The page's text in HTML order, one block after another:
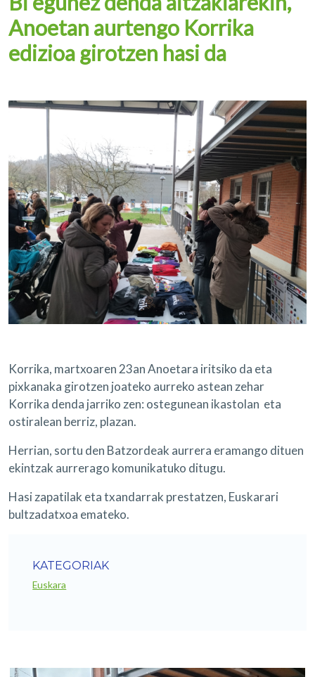
Anoetan aurtengo Korrika
edizioa girotzen hasi da
Korrika, martxoaren 23an Anoetara iritsiko da eta
pixkanaka girotzen joateko aurreko astean zehar
Korrika denda jarriko zen: ostegunean ikastolan eta
ostiralean berriz, plazan.
Herrian, sortu den Batzordeak aurrera eramango dituen
ekintzak aurrerago komunikatuko ditugu.
Hasi zapatilak eta txandarrak prestatzen, Euskarari
bultzadatxoa emateko.
KATEGORIAK
Euskara